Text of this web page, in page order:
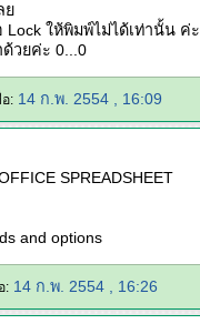
ย
ให้พิมพ์ไม่ได้เท่านั้น ค่ะ
วยค่ะ 0...0
อ: 14 ก.พ. 2554 , 16:09
SPREADSHEET
and options
: 14 ก.พ. 2554 , 16:26